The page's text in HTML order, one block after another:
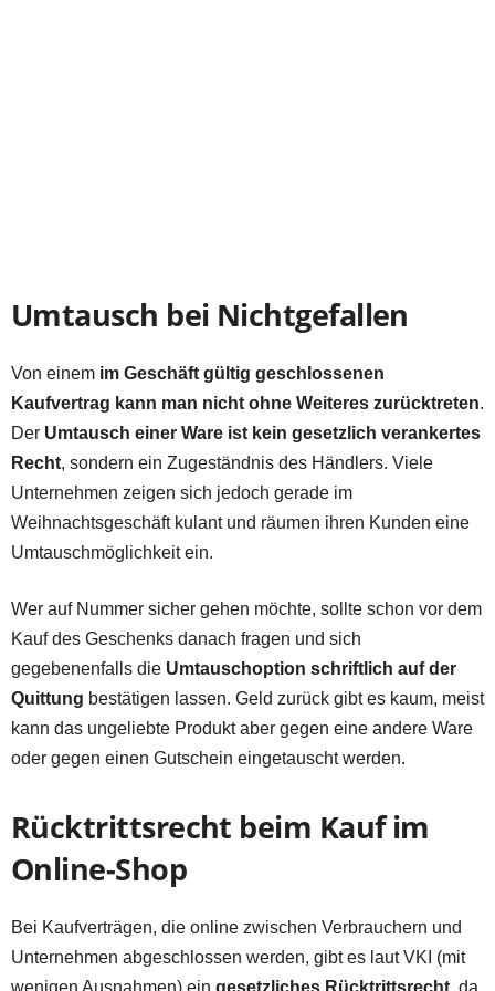
Umtausch bei Nichtgefallen
Von einem im Geschäft gültig geschlossenen
Kaufvertrag kann man nicht ohne Weiteres zurücktreten.
Der Umtausch einer Ware ist kein gesetzlich verankertes
Recht, sondern ein Zugeständnis des Händlers. Viele
Unternehmen zeigen sich jedoch gerade im
Weihnachtsgeschäft kulant und räumen ihren Kunden eine
Umtauschmöglichkeit ein.
Wer auf Nummer sicher gehen möchte, sollte schon vor dem
Kauf des Geschenks danach fragen und sich
gegebenenfalls die Umtauschoption schriftlich auf der
Quittung bestätigen lassen. Geld zurück gibt es kaum, meist
kann das ungeliebte Produkt aber gegen eine andere Ware
oder gegen einen Gutschein eingetauscht werden.
Rücktrittsrecht beim Kauf im
Online-Shop
Bei Kaufverträgen, die online zwischen Verbrauchern und
Unternehmen abgeschlossen werden, gibt es laut VKI (mit